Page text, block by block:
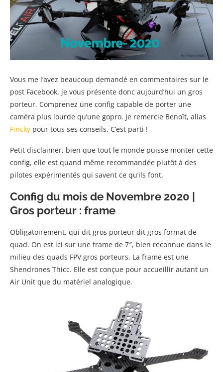
Vous me l’avez beaucoup demandé en commentaires sur le
post Facebook, je vous présente donc aujourd’hui un gros
porteur. Comprenez une config capable de porter une
caméra plus lourde qu’une gopro. Je remercie Benoît, alias
Fincky pour tous ses conseils. C’est parti !
Petit disclaimer, bien que tout le monde puisse monter cette
config, elle est quand même recommandée plutôt à des
pilotes expérimentés qui savent ce qu’ils font.
Config du mois de Novembre 2020 |
Gros porteur : frame
Obligatoirement, qui dit gros porteur dit gros format de
quad. On est ici sur une frame de 7″, bien reconnue dans le
milieu des quads FPV gros porteurs. La frame est une
Shendrones Thicc. Elle est conçue pour accueillir autant un
Air Unit que du matériel analogique.